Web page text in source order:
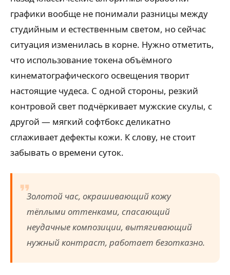
графики вообще не понимали разницы между
студийным и естественным светом, но сейчас
ситуация изменилась в корне. Нужно отметить,
что использование токена объёмного
кинематографического освещения творит
настоящие чудеса. С одной стороны, резкий
контровой свет подчёркивает мужские скулы, с
другой — мягкий софтбокс деликатно
сглаживает дефекты кожи. К слову, не стоит
забывать о времени суток.
Золотой час, окрашивающий кожу
тёплыми оттенками, спасающий
неудачные композиции, вытягивающий
нужный контраст, работает безотказно.